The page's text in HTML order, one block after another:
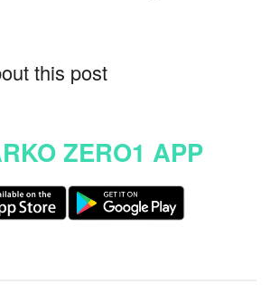
this post
ZERO1 APP